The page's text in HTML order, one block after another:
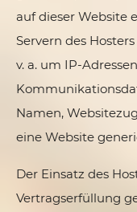
auf dieser Website
Servern des
v. a. um IP-
Namen,
eine Website
Der Einsatz des
Vertragserfüllung